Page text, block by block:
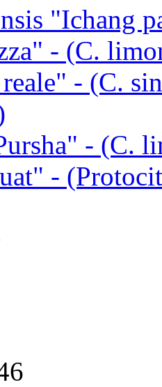
"Ichang
- (C.
- (C.
- (C.
-